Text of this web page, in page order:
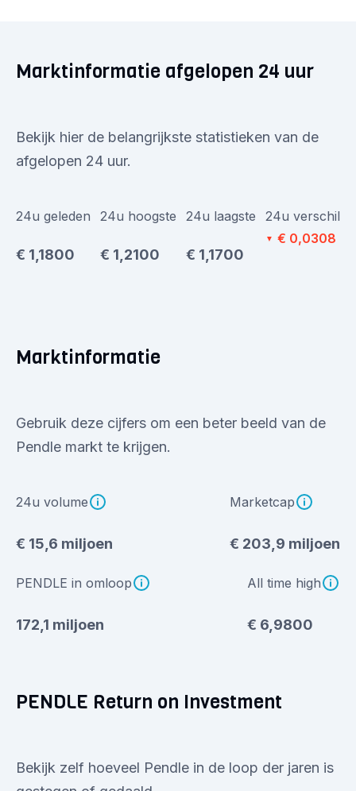
Marktinformatie afgelopen 24 uur
Bekijk hier de belangrijkste statistieken van de
afgelopen 24 uur.
24u geleden
€ 1,1800
24u hoogste
€ 1,2100
24u laagste
€ 1,1700
24u verschil
▼ € 0,0308
Marktinformatie
Gebruik deze cijfers om een beter beeld van de
Pendle markt te krijgen.
24u volume
€ 15,6 miljoen
Marketcap
€ 203,9 miljoen
PENDLE in omloop
172,1 miljoen
All time high
€ 6,9800
PENDLE Return on Investment
Bekijk zelf hoeveel Pendle in de loop der jaren is